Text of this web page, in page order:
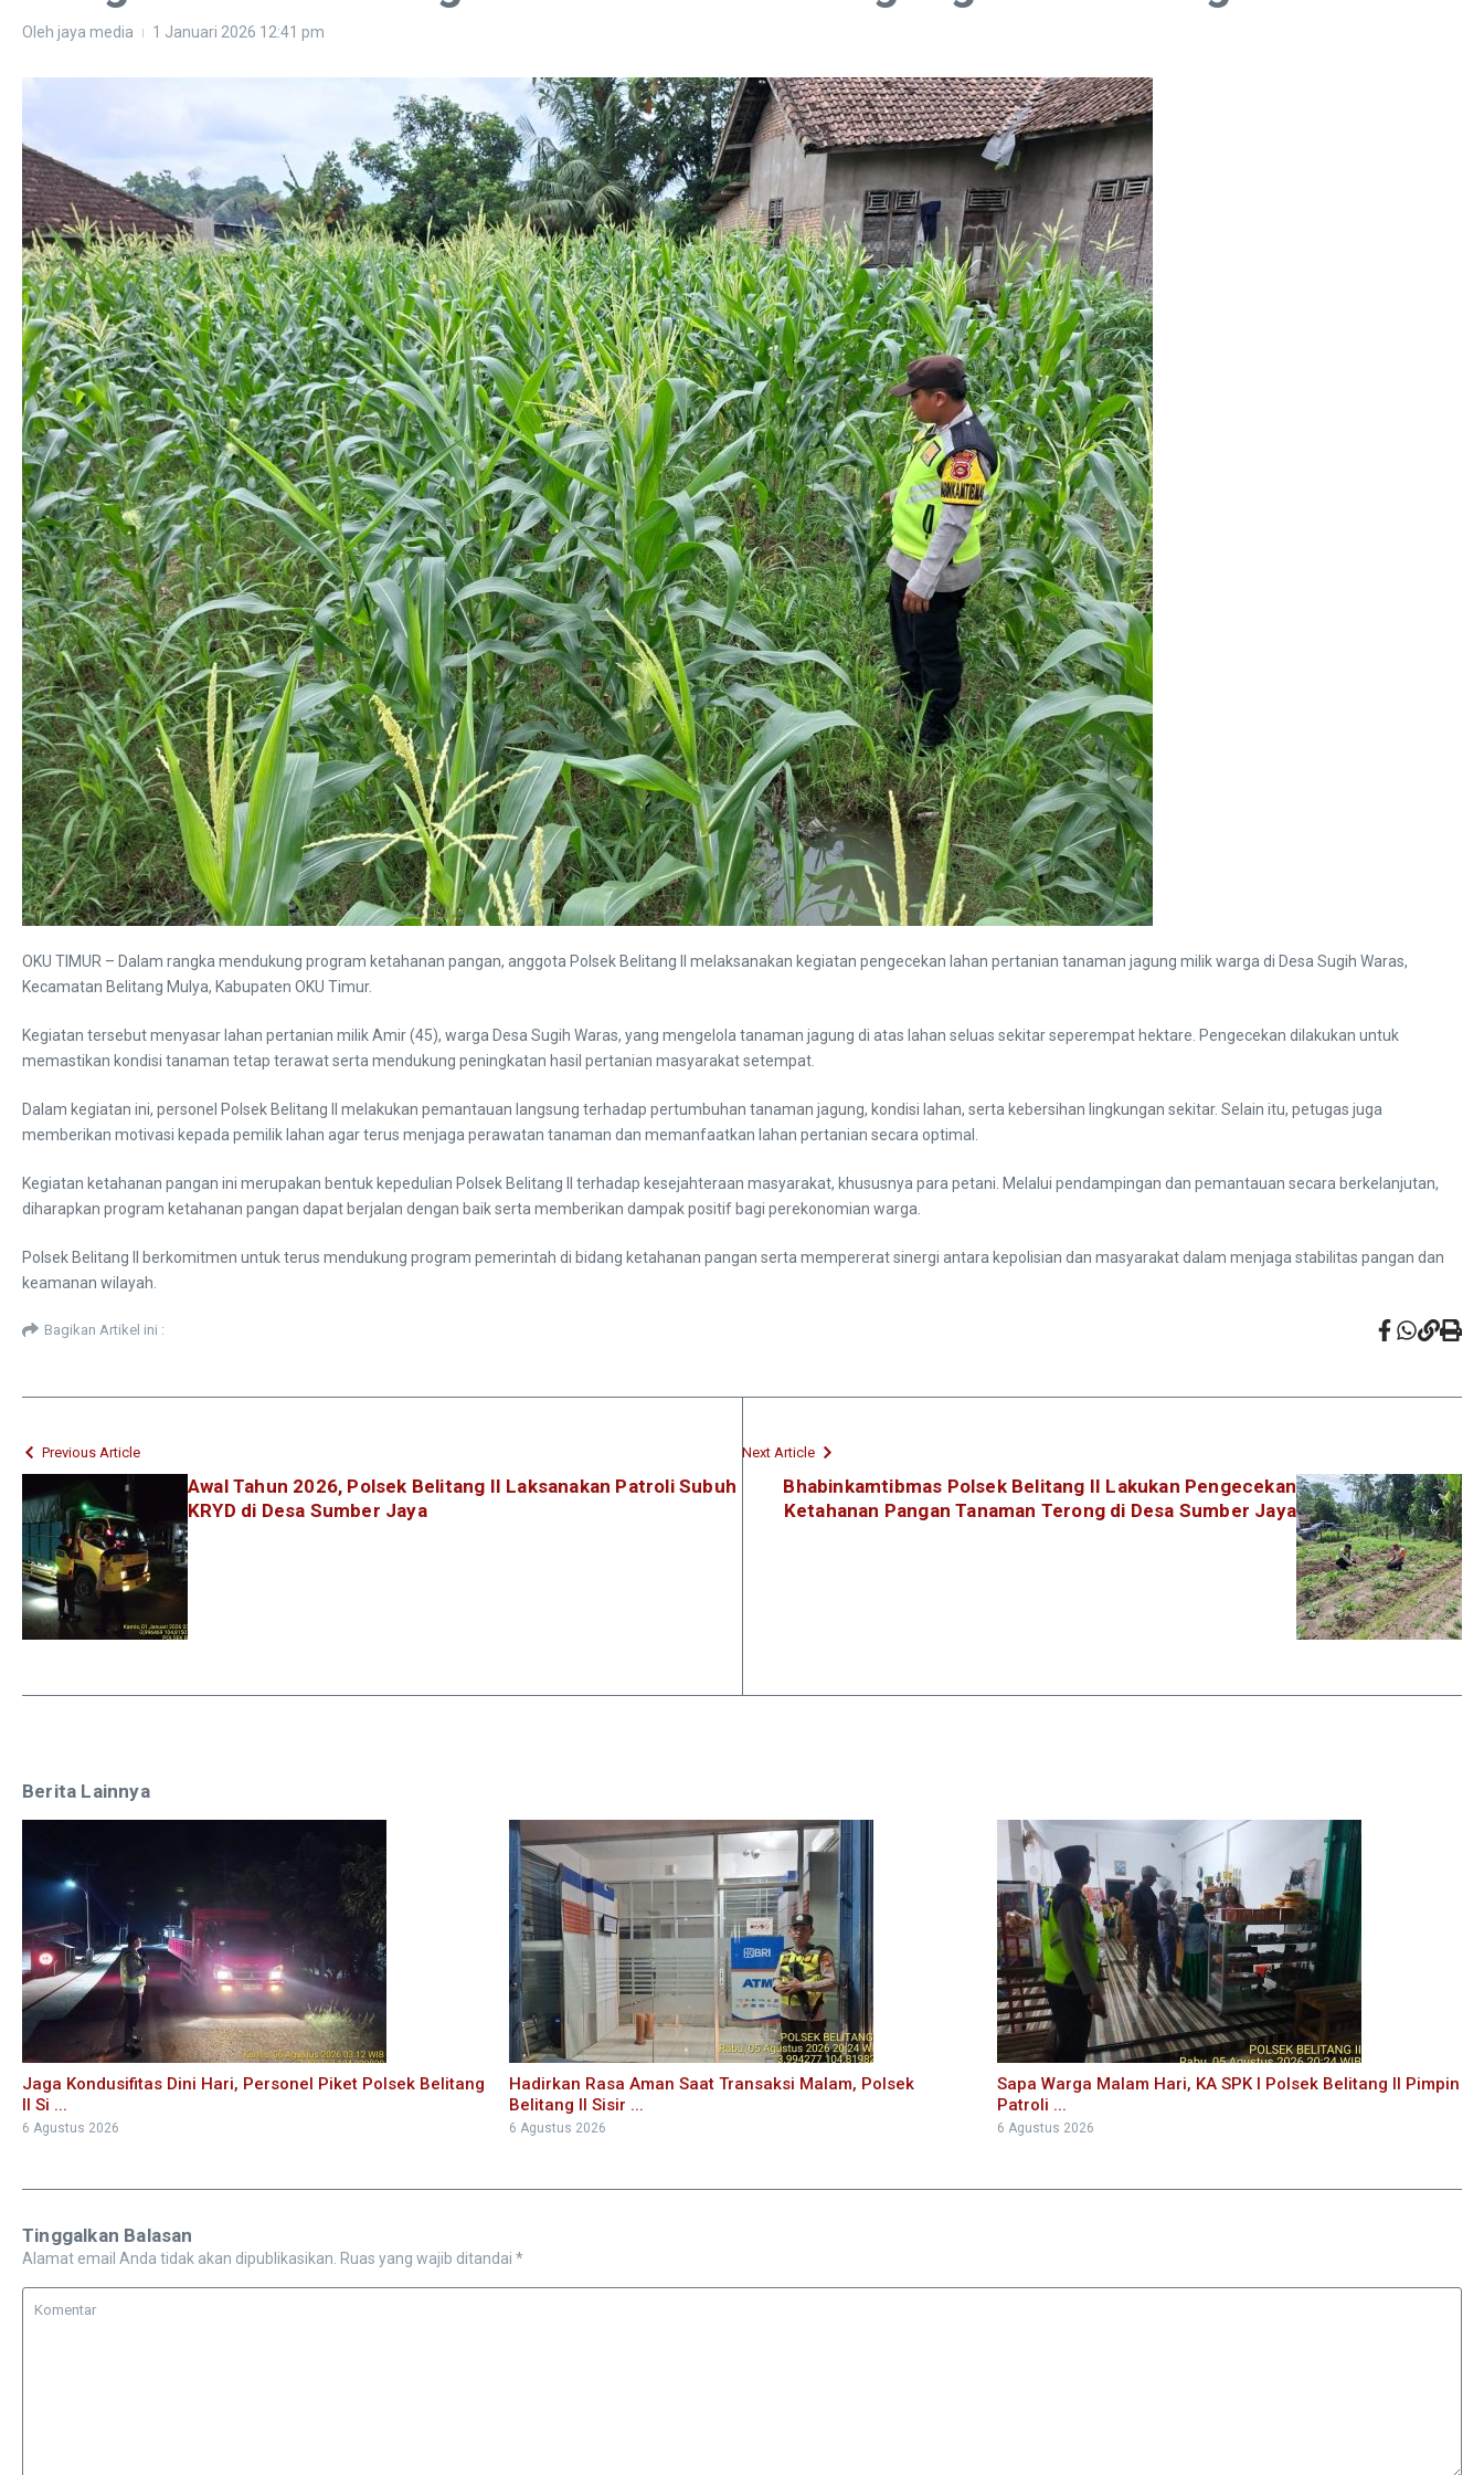
Oleh jaya media 1 Januari 2026 12:41 pm
OKU TIMUR – Dalam rangka mendukung program ketahanan pangan, anggota Polsek Belitang II melaksanakan kegiatan pengecekan lahan pertanian tanaman jagung milik warga di Desa Sugih Waras,
Kecamatan Belitang Mulya, Kabupaten OKU Timur.
Kegiatan tersebut menyasar lahan pertanian milik Amir (45), warga Desa Sugih Waras, yang mengelola tanaman jagung di atas lahan seluas sekitar seperempat hektare. Pengecekan dilakukan untuk
memastikan kondisi tanaman tetap terawat serta mendukung peningkatan hasil pertanian masyarakat setempat.
Dalam kegiatan ini, personel Polsek Belitang II melakukan pemantauan langsung terhadap pertumbuhan tanaman jagung, kondisi lahan, serta kebersihan lingkungan sekitar. Selain itu, petugas juga
memberikan motivasi kepada pemilik lahan agar terus menjaga perawatan tanaman dan memanfaatkan lahan pertanian secara optimal.
Kegiatan ketahanan pangan ini merupakan bentuk kepedulian Polsek Belitang II terhadap kesejahteraan masyarakat, khususnya para petani. Melalui pendampingan dan pemantauan secara berkelanjutan,
diharapkan program ketahanan pangan dapat berjalan dengan baik serta memberikan dampak positif bagi perekonomian warga.
Polsek Belitang II berkomitmen untuk terus mendukung program pemerintah di bidang ketahanan pangan serta mempererat sinergi antara kepolisian dan masyarakat dalam menjaga stabilitas pangan dan
keamanan wilayah.
Bagikan Artikel ini :
Previous Article
Awal Tahun 2026, Polsek Belitang II Laksanakan Patroli Subuh
KRYD di Desa Sumber Jaya
Next Article
Bhabinkamtibmas Polsek Belitang II Lakukan Pengecekan
Ketahanan Pangan Tanaman Terong di Desa Sumber Jaya
Berita Lainnya
Jaga Kondusifitas Dini Hari, Personel Piket Polsek Belitang
II Si ...
6 Agustus 2026
Hadirkan Rasa Aman Saat Transaksi Malam, Polsek
Belitang II Sisir ...
6 Agustus 2026
Sapa Warga Malam Hari, KA SPK I Polsek Belitang II Pimpin
Patroli ...
6 Agustus 2026
Tinggalkan Balasan
Alamat email Anda tidak akan dipublikasikan. Ruas yang wajib ditandai *